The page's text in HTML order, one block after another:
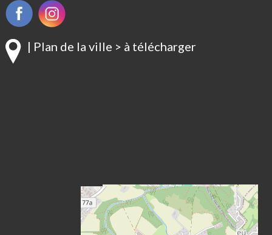
| Plan de la ville > à télécharger